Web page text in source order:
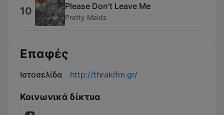
10 Please Don't Leave Me
Pretty Maids
Επαφές
Ιστοσελίδα http://thrakifm.gr/
Κοινωνικά δίκτυα